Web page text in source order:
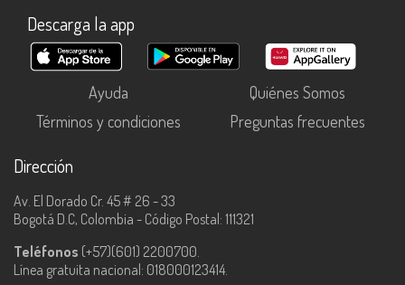
Descarga la app
Ayuda
Quiénes Somos
Términos y condiciones
Preguntas frecuentes
Dirección
Av. El Dorado Cr. 45 # 26 - 33
Bogotá D.C, Colombia - Código Postal: 111321
Teléfonos (+57)(601) 2200700.
Línea gratuita nacional: 018000123414.